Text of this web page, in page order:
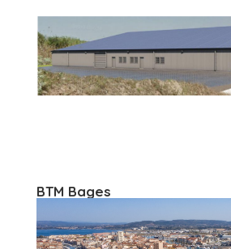
BTM Bages